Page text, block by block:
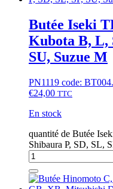
Butée Iseki
Kubota B, L,
SU, Suzue M
PN1119 code:
€24,00 TTC
En stock
quantité de Butée
Shibaura P, SD, SL,